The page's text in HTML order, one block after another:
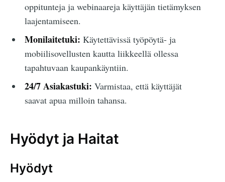
oppitunteja ja webinaareja käyttäjän tietämyksen
laajentamiseen.
Monilaitetuki: Käytettävissä työpöytä- ja
mobiilisovellusten kautta liikkeellä ollessa
tapahtuvaan kaupankäyntiin.
24/7 Asiakastuki: Varmistaa, että käyttäjät
saavat apua milloin tahansa.
Hyödyt ja Haitat
Hyödyt